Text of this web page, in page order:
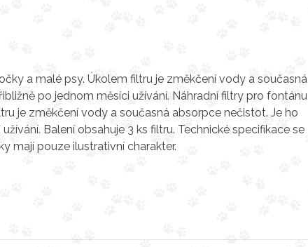
a malé psy. Úkolem filtru je změkčení vody a současná
po jednom měsíci užívání. Náhradní filtry pro fontánu
je změkčení vody a současná absorpce nečistot. Je ho
Balení obsahuje 3 ks filtru. Technické specifikace se
mají pouze ilustrativní charakter.